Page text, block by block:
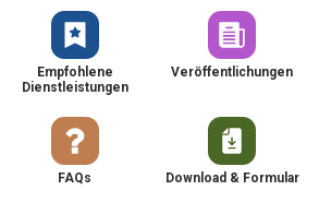
Empfohlene
Dienstleistungen
Veröffentlichungen
FAQs Download & Formular